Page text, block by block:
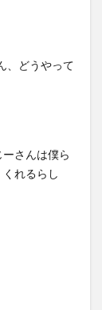
、どうやって
さんは僕ら
れるらし